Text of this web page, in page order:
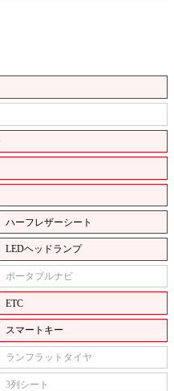
ハーフレザーシート
LEDヘッドランプ
ポータブルナビ
ETC
スマートキー
ランフラットタイヤ
3列シート